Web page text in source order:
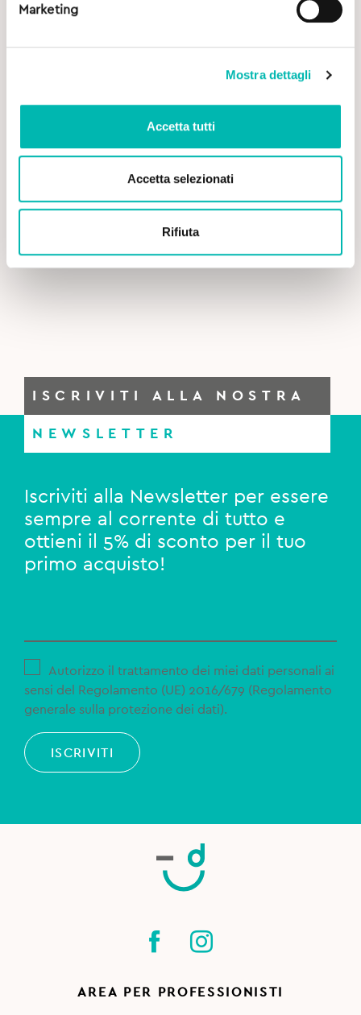
Marketing
Mostra dettagli
Accetta tutti
Accetta selezionati
Rifiuta
Geldis Doctor Filo Filo Interdentale Espandibile con
ISCRIVITI ALLA NOSTRA
NEWSLETTER
Iscriviti alla Newsletter per essere
sempre al corrente di tutto e
ottieni il 5% di sconto per il tuo
primo acquisto!
Autorizzo il trattamento dei miei dati personali ai
sensi del Regolamento (UE) 2016/679 (Regolamento
generale sulla protezione dei dati).
ISCRIVITI
AREA PER PROFESSIONISTI